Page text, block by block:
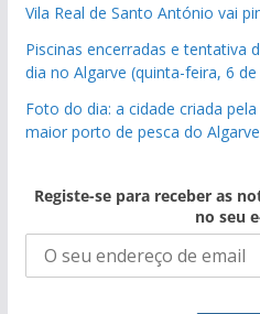
Vila Real de Santo António vai
Piscinas encerradas e tentativa
dia no Algarve (quinta-feira, 6
Foto do dia: a cidade criada
maior porto de pesca do Algarve
Registe-se para receber as
no seu